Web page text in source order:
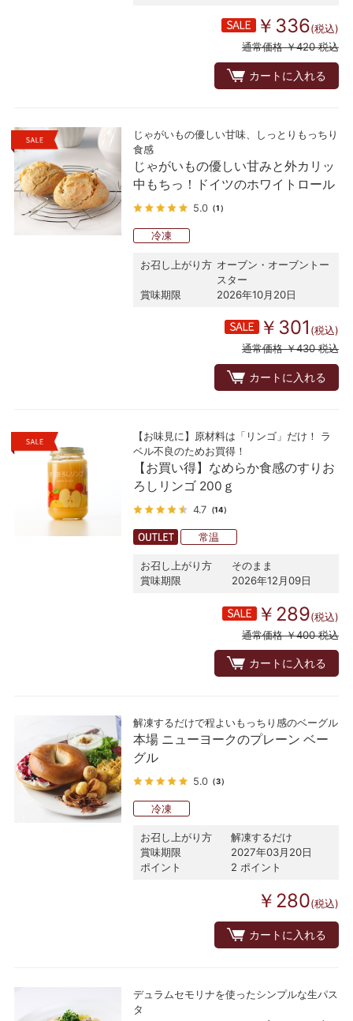
￥336(税込)
通常価格 ￥420 税込
カートに入れる
じゃがいもの優しい甘味、しっとりもっちり
食感
じゃがいもの優しい甘みと外カリッ
中もちっ！ドイツのホワイトロール
5.0 （1）
冷凍
お召し上がり方 オーブン・オーブントー
スター
賞味期限
2026年10月20日
￥301 (税込)
通常価格 ￥430 税込
カートに入れる
【お味見に】原材料は「リンゴ」だけ！ ラ
ベル不良のためお買得！
【お買い得】なめらか食感のすりお
ろしリンゴ 200ｇ
4.7 （14）
常温
お召し上がり方
そのまま
賞味期限
2026年12月09日
￥289(税込)
通常価格 ￥400 税込
カートに入れる
解凍するだけで程よいもっちり感のベーグル
本場 ニューヨークのプレーン ベー
グル
5.0 （3）
冷凍
お召し上がり方
解凍するだけ
賞味期限
2027年03月20日
ポイント
2 ポイント
￥280(税込)
カートに入れる
デュラムセモリナを使ったシンプルな生パス
タ